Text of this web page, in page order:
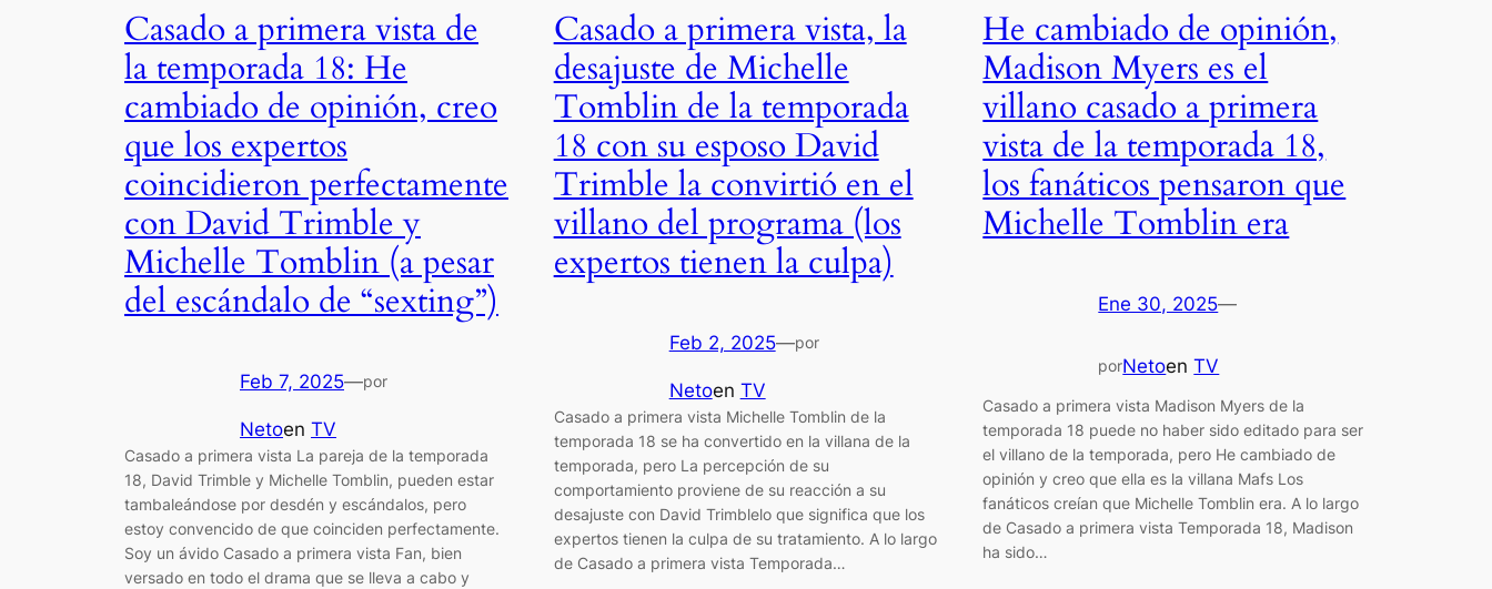
Casado a primera vista de
la temporada 18: He
cambiado de opinión, creo
que los expertos
coincidieron perfectamente
con David Trimble y
Michelle Tomblin (a pesar
del escándalo de “sexting”)
Feb 7, 2025—por
Netoen TV
Casado a primera vista La pareja de la temporada
18, David Trimble y Michelle Tomblin, pueden estar
tambaleándose por desdén y escándalos, pero
estoy convencido de que coinciden perfectamente.
Soy un ávido Casado a primera vista Fan, bien
versado en todo el drama que se lleva a cabo y
Casado a primera vista, la
desajuste de Michelle
Tomblin de la temporada
18 con su esposo David
Trimble la convirtió en el
villano del programa (los
expertos tienen la culpa)
Feb 2, 2025—por
Netoen TV
Casado a primera vista Michelle Tomblin de la
temporada 18 se ha convertido en la villana de la
temporada, pero La percepción de su
comportamiento proviene de su reacción a su
desajuste con David Trimblelo que significa que los
expertos tienen la culpa de su tratamiento. A lo largo
de Casado a primera vista Temporada…
He cambiado de opinión,
Madison Myers es el
villano casado a primera
vista de la temporada 18,
los fanáticos pensaron que
Michelle Tomblin era
Ene 30, 2025—
porNetoenTV
Casado a primera vista Madison Myers de la
temporada 18 puede no haber sido editado para ser
el villano de la temporada, pero He cambiado de
opinión y creo que ella es la villana Mafs Los
fanáticos creían que Michelle Tomblin era. A lo largo
de Casado a primera vista Temporada 18, Madison
ha sido…